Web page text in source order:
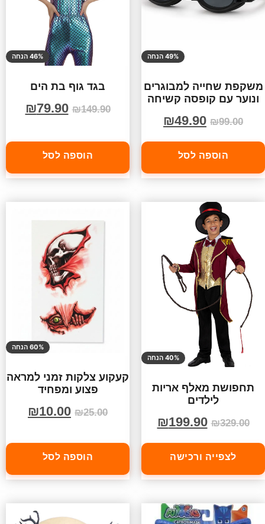
49% הנחה
משקפת שחייה למבוגרים
ונוער עם קופסה קשיחה
₪99.00
₪49.90
הוספה לסל
46% הנחה
בגד גוף בת הים
₪149.90
₪79.90
הוספה לסל
40% הנחה
תחפושת מאלף אריות
לילדים
₪329.00
₪199.90
לצפייה ורכישה
60% הנחה
קעקוע צלקות זמני למראה
פצוע ומפחיד
₪25.00
₪10.00
הוספה לסל